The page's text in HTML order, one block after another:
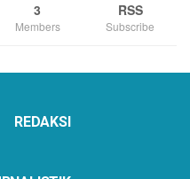
3
Members
RSS
Subscribe
REDAKSI